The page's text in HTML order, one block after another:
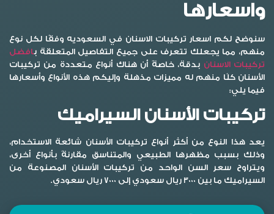
واسعارها
سنوضح لكم اسعار تركيبات الاسنان في السعوديه وفقًا لكل نوع
منهم، مما يجعلك تتعرف على جميع التفاصيل المتعلقة بافضل
تركيبات الاسنان بدقة، خاصةً أن هناك أنواع متعددة من تركيبات
الأسنان كلًا منهم له مميزات مذهلة وإليكم هذه الأنواع وأسعارها
فيما يلي:
تركيبات الأسنان السيراميك
يعد هذا النوع من أكثر أنواع تركيبات الأسنان شائعة الاستخدام،
وذلك بسبب مظهرها الطبيعي والمتناسق مقارنةً بأنواع أخرى،
ويتراوح سعر السن الواحد من تركيبات الأسنان المصنوعة من
السيراميك ما بين 3000 ريال سعودي إلى 7000 ريال سعودي.